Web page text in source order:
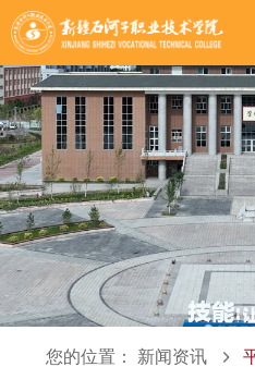
您的位置： 新闻资讯